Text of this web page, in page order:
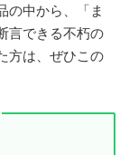
の中から、「ま
言できる不朽の
方は、ぜひこの